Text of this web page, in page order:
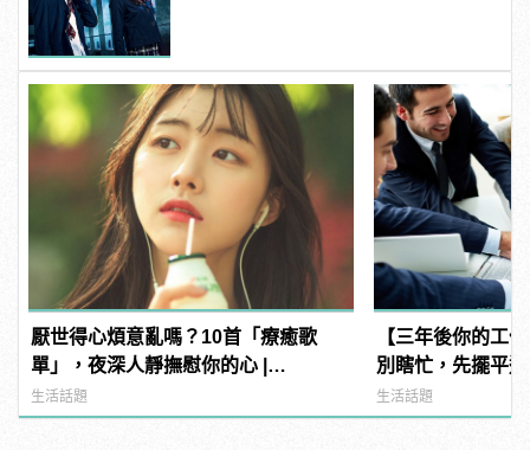
厭世得心煩意亂嗎？10首「療癒歌
單」，夜深人靜撫慰你的心 |
manfashion這樣變型男
生活話題
【三年後你的工
別瞎忙，先擺平
生活話題